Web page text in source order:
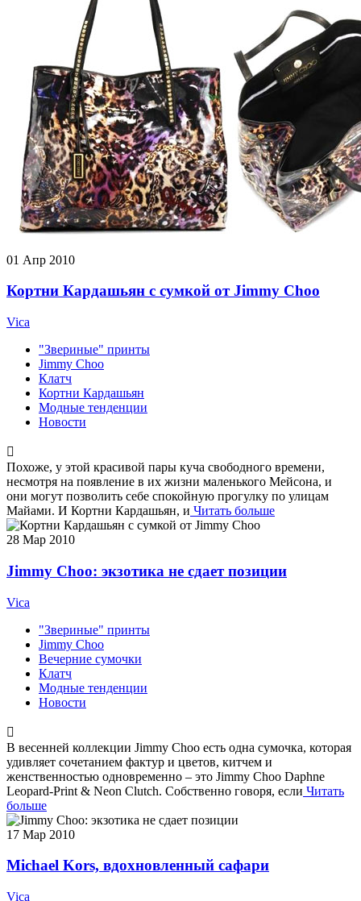
01 Апр 2010
Кортни Кардашьян с сумкой от Jimmy Choo
Vica
"Звериные" принты
Jimmy Choo
Клатч
Кортни Кардашьян
Модные тенденции
Новости
Похоже, у этой красивой пары куча свободного времени,
несмотря на появление в их жизни маленького Мейсона, и
они могут позволить себе спокойную прогулку по улицам
Майами. И Кортни Кардашьян, и Читать больше
28 Мар 2010
Jimmy Choo: экзотика не сдает позиции
Vica
"Звериные" принты
Jimmy Choo
Вечерние сумочки
Клатч
Модные тенденции
Новости
В весенней коллекции Jimmy Choo есть одна сумочка, которая
удивляет сочетанием фактур и цветов, китчем и
женственностью одновременно – это Jimmy Choo Daphne
Leopard-Print & Neon Clutch. Собственно говоря, если Читать
больше
17 Мар 2010
Michael Kors, вдохновленный сафари
Vica